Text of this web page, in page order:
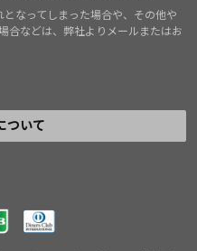
なってしまった場合や、その他や
合などは、弊社よりメールまたはお
ついて